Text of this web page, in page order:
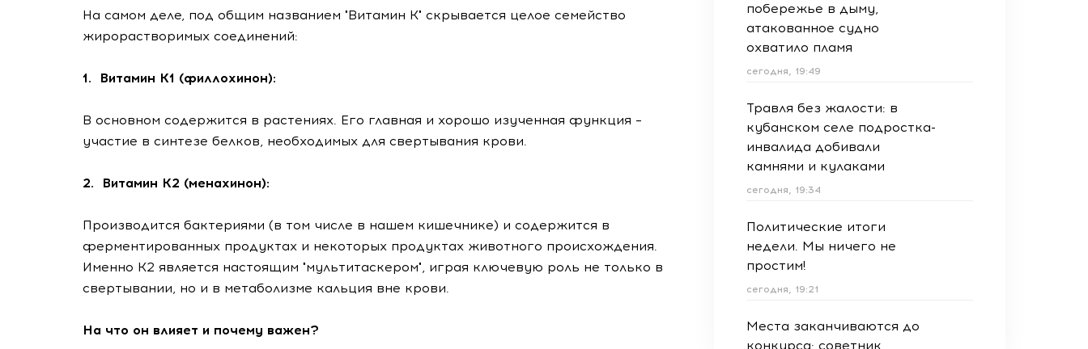
На самом деле, под общим названием "Витамин К" скрывается целое семейство
жирорастворимых соединений:
1. Витамин К1 (филлохинон):
В основном содержится в растениях. Его главная и хорошо изученная функция –
участие в синтезе белков, необходимых для свертывания крови.
2. Витамин К2 (менахинон):
Производится бактериями (в том числе в нашем кишечнике) и содержится в
ферментированных продуктах и некоторых продуктах животного происхождения.
Именно К2 является настоящим "мультитаскером", играя ключевую роль не только в
свертывании, но и в метаболизме кальция вне крови.
На что он влияет и почему важен?
побережье в дыму,
атакованное судно
охватило пламя
сегодня, 19:49
Травля без жалости: в
кубанском селе подростка-
инвалида добивали
камнями и кулаками
сегодня, 19:34
Политические итоги
недели. Мы ничего не
простим!
сегодня, 19:21
Места заканчиваются до
конкурса: советник